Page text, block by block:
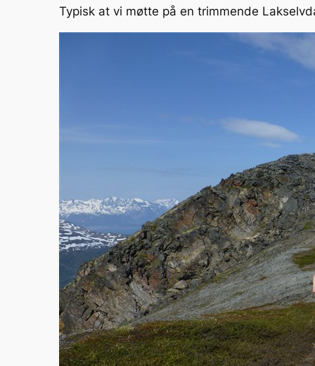
Typisk at vi møtte på en trimmende